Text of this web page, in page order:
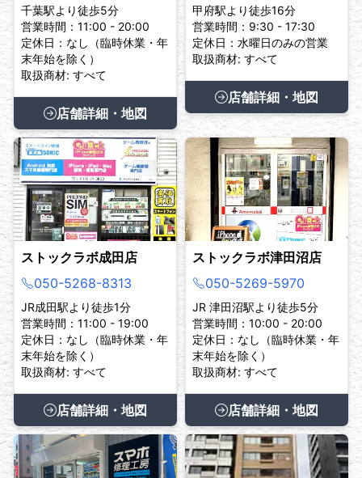
千葉駅より徒歩5分
営業時間：11:00 - 20:00
定休日：なし（臨時休業・年
末年始を除く）
取扱商材: すべて
店舗詳細・地図
甲府駅より徒歩16分
営業時間：9:30 - 17:30
定休日：水曜日のみの営業
取扱商材: すべて
店舗詳細・地図
ストックラボ成田店
050-5268-8313
JR成田駅より徒歩1分
営業時間：11:00 - 19:00
定休日：なし（臨時休業・年
末年始を除く）
取扱商材: すべて
店舗詳細・地図
ストックラボ津田沼店
050-5269-5970
JR 津田沼駅より徒歩5分
営業時間：10:00 - 20:00
定休日：なし（臨時休業・年
末年始を除く）
取扱商材: すべて
店舗詳細・地図